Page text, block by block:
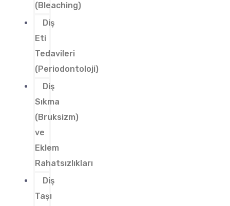
(Bleaching)
Diş
Eti
Tedavileri
(Periodontoloji)
Diş
Sıkma
(Bruksizm)
ve
Eklem
Rahatsızlıkları
Diş
Taşı